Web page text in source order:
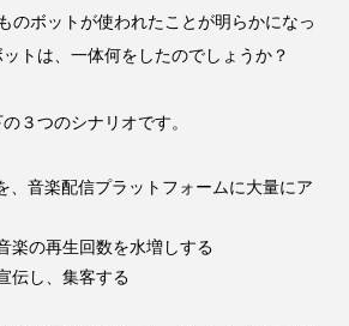
のボットが使われたことが明らかになっ
トは、一体何をしたのでしょうか？
３つのシナリオです。
、音楽配信プラットフォームに大量にア
楽の再生回数を水増しする
伝し、集客する